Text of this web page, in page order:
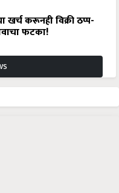
करूनही विक्री ठप्प-
फटका!